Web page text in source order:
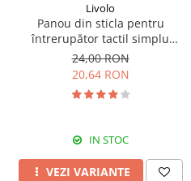
Livolo
Panou din sticla pentru
întrerupător tactil simplu
Livolo
24,00 RON
20,64 RON
IN STOC
VEZI VARIANTE